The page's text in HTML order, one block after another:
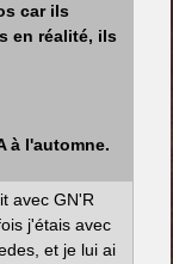
car ils
en réalité, ils
à l'automne.
avec GN'R
j'étais avec
et je lui ai